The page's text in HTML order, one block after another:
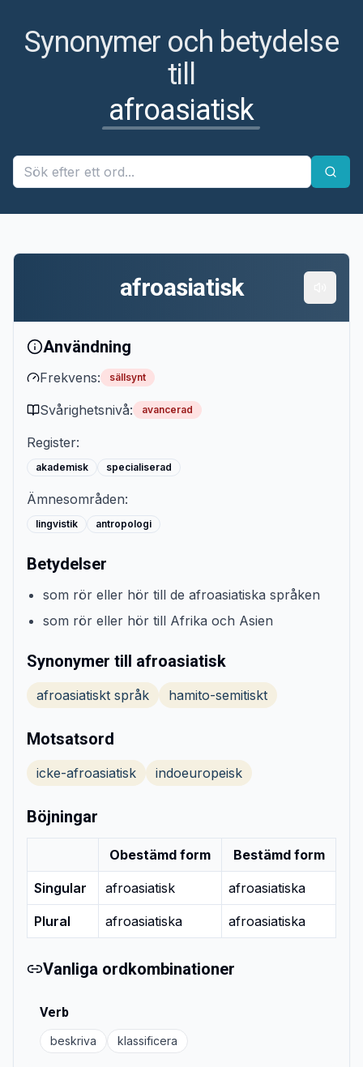
Synonymer och betydelse
till
afroasiatisk
afroasiatisk
Användning
Frekvens: sällsynt
Svårighetsnivå: avancerad
Register:
akademisk specialiserad
Ämnesområden:
lingvistik antropologi
Betydelser
som rör eller hör till de afroasiatiska språken
som rör eller hör till Afrika och Asien
Synonymer till afroasiatisk
afroasiatiskt språk hamito-semitiskt
Motsatsord
icke-afroasiatisk indoeuropeisk
Böjningar
Obestämd form Bestämd form
Singular afroasiatisk afroasiatiska
Plural afroasiatiska afroasiatiska
Vanliga ordkombinationer
Verb
beskriva klassificera